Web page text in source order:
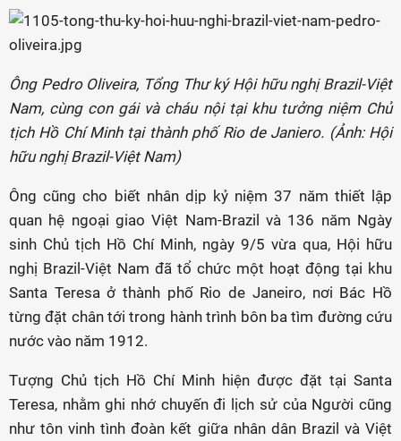
Ông Pedro Oliveira, Tổng Thư ký Hội hữu nghị Brazil-Việt
Nam, cùng con gái và cháu nội tại khu tưởng niệm Chủ
tịch Hồ Chí Minh tại thành phố Rio de Janiero. (Ảnh: Hội
hữu nghị Brazil-Việt Nam)
Ông cũng cho biết nhân dịp kỷ niệm 37 năm thiết lập
quan hệ ngoại giao Việt Nam-Brazil và 136 năm Ngày
sinh Chủ tịch Hồ Chí Minh, ngày 9/5 vừa qua, Hội hữu
nghị Brazil-Việt Nam đã tổ chức một hoạt động tại khu
Santa Teresa ở thành phố Rio de Janeiro, nơi Bác Hồ
từng đặt chân tới trong hành trình bôn ba tìm đường cứu
nước vào năm 1912.
Tượng Chủ tịch Hồ Chí Minh hiện được đặt tại Santa
Teresa, nhằm ghi nhớ chuyến đi lịch sử của Người cũng
như tôn vinh tình đoàn kết giữa nhân dân Brazil và Việt